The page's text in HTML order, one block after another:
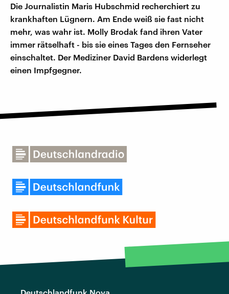
Die Journalistin Maris Hubschmid recherchiert zu
krankhaften Lügnern. Am Ende weiß sie fast nicht
mehr, was wahr ist. Molly Brodak fand ihren Vater
immer rätselhaft - bis sie eines Tages den Fernseher
einschaltet. Der Mediziner David Bardens widerlegt
einen Impfgegner.
Deutschlandfunk Nova